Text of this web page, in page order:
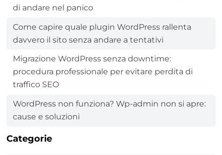
di andare nel panico
Come capire quale plugin WordPress rallenta
davvero il sito senza andare a tentativi
Migrazione WordPress senza downtime:
procedura professionale per evitare perdita di
traffico SEO
WordPress non funziona? Wp-admin non si apre:
cause e soluzioni
Categorie